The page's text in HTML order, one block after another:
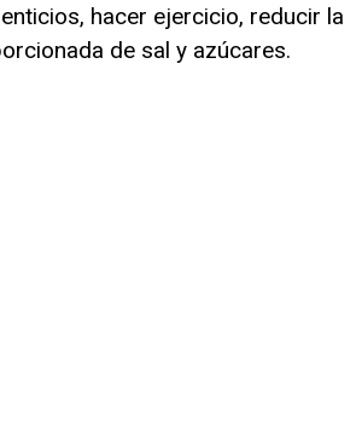
hacer ejercicio, reducir la
de sal y azúcares.